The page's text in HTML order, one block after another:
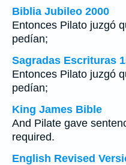
Biblia Jubileo 2000
Entonces Pilato juzgó
pedían;
Sagradas Escrituras
Entonces Pilato juzgó
pedían;
King James Bible
And Pilate gave
required.
English Revised